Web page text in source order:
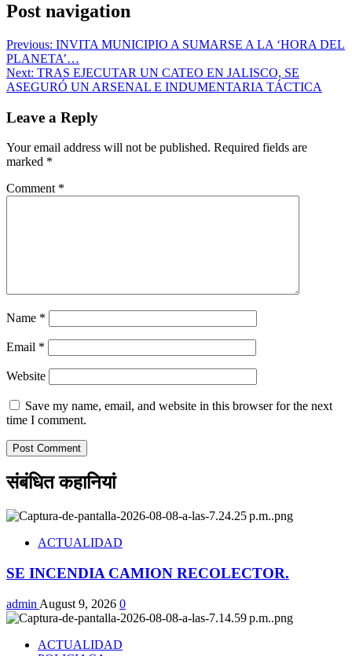
Post navigation
Previous: INVITA MUNICIPIO A SUMARSE A LA ‘HORA DEL
PLANETA’…
Next: TRAS EJECUTAR UN CATEO EN JALISCO, SE
ASEGURÓ UN ARSENAL E INDUMENTARIA TÁCTICA
Leave a Reply
Your email address will not be published. Required fields are
marked *
Comment *
Name *
Email *
Website
Save my name, email, and website in this browser for the next
time I comment.
संबंधित कहानियां
ACTUALIDAD
SE INCENDIA CAMION RECOLECTOR.
admin August 9, 2026 0
ACTUALIDAD